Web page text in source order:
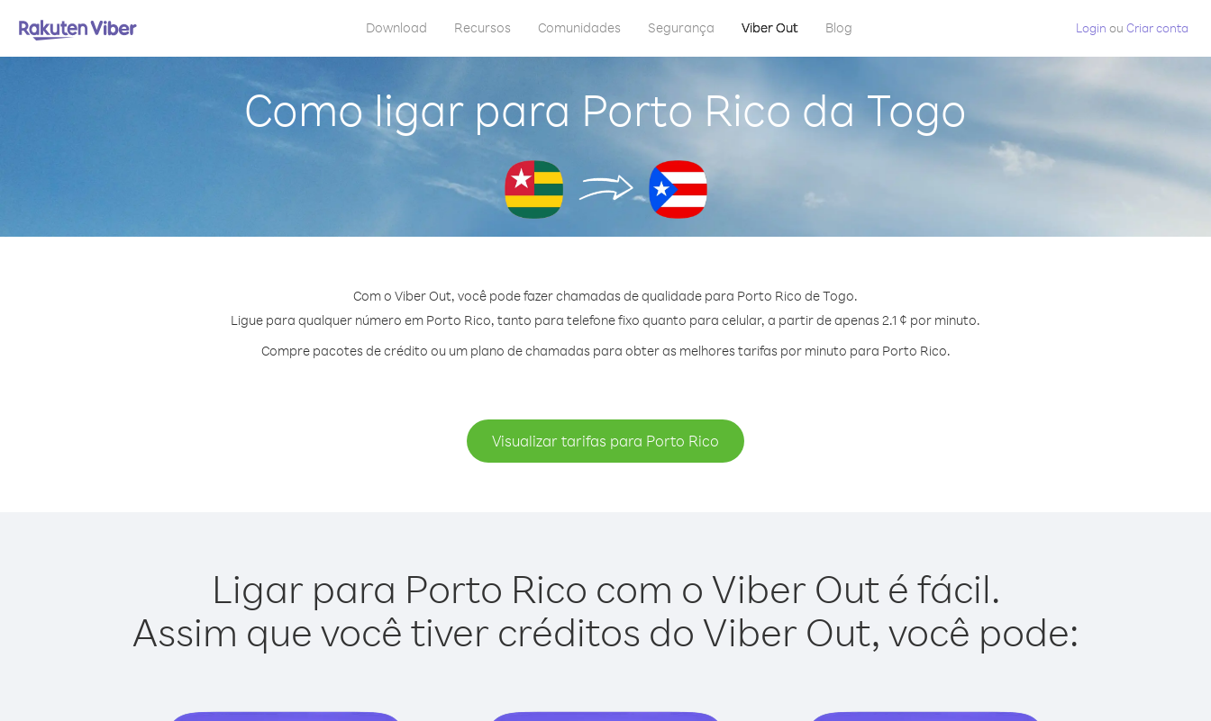
Download Recursos Comunidades Segurança Viber Out Blog Login ou Criar conta
Como ligar para Porto Rico da Togo
Com o Viber Out, você pode fazer chamadas de qualidade para Porto Rico de Togo.
Ligue para qualquer número em Porto Rico, tanto para telefone fixo quanto para celular, a partir de apenas 2.1 ¢ por minuto.
Compre pacotes de crédito ou um plano de chamadas para obter as melhores tarifas por minuto para Porto Rico.
Visualizar tarifas para Porto Rico
Ligar para Porto Rico com o Viber Out é fácil.
Assim que você tiver créditos do Viber Out, você pode: